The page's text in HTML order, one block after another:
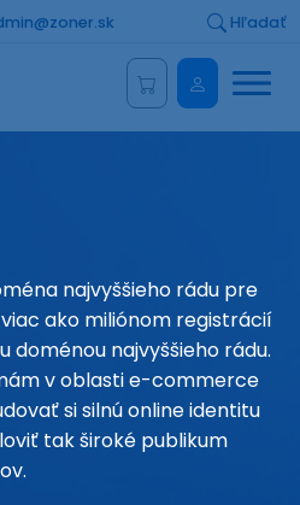
Hľadať
Menu
najvyššieho rádu pre
viac ako miliónom registrácií
doménou najvyššieho rádu.
v oblasti e-commerce
si silnú online identitu
tak široké publikum